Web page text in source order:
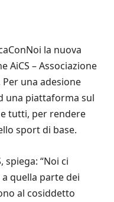
la nuova
AiCS – Associazione
una adesione
una piattaforma sul
tutti, per rendere
sport di base.
spiega: “Noi ci
quella parte dei
al cosiddetto